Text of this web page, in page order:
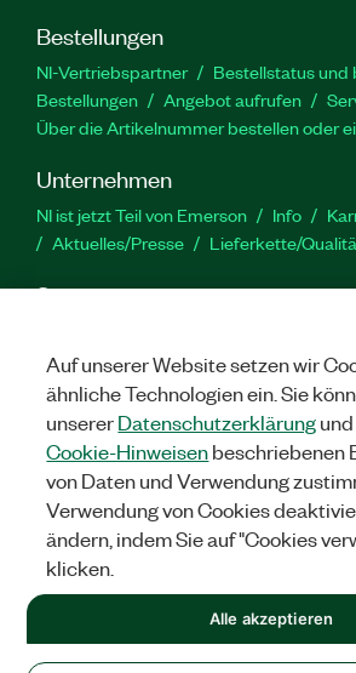
Bestellungen
NI-Vertriebspartner
Bestellstatus und
Bestellungen
Angebot aufrufen
Über die Artikelnummer bestellen oder
Unternehmen
NI ist jetzt Teil von Emerson Info
Aktuelles/Presse
Lieferkette/
Support
Produktaktivierung
Serviceanfrage
zur Website
© 2026
VORBEHALTEN.
Auf unserer Website setzen wir
ähnliche Technologien ein. Sie
unsererDatenschutzerklärung
Cookie-Hinweisenbeschriebenen
von Daten und Verwendung
Verwendung von Cookies
ändern, indem Sie auf "Cookies
klicken.
Alle akzeptieren